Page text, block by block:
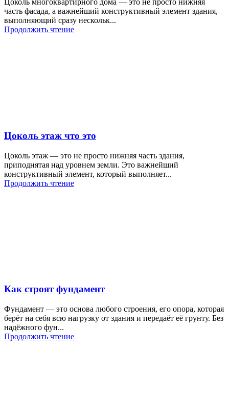
Цоколь многоквартирного дома — это не просто нижняя
часть фасада, а важнейший конструктивный элемент здания,
выполняющий сразу нескольк...
Продолжить чтение
Цоколь этаж что это
Цоколь этаж — это не просто нижняя часть здания,
приподнятая над уровнем земли. Это важнейший
конструктивный элемент, который выполняет...
Продолжить чтение
Как строят фундамент
Фундамент — это основа любого строения, его опора, которая
берёт на себя всю нагрузку от здания и передаёт её грунту. Без
надёжного фун...
Продолжить чтение